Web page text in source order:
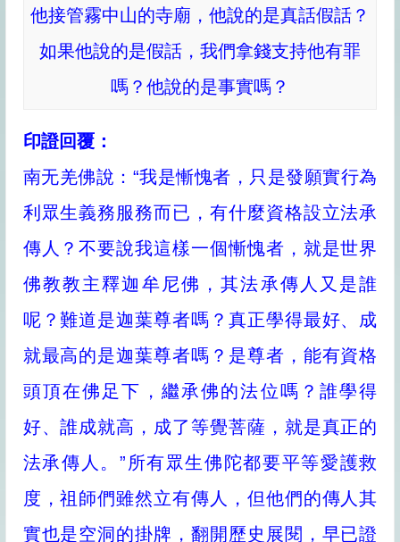
他接管霧中山的寺廟，他說的是真話假話？
如果他說的是假話，我們拿錢支持他有罪
嗎？他說的是事實嗎？
印證回覆：
南无羌佛說：“我是慚愧者，只是發願實行為
利眾生義務服務而已，有什麼資格設立法承
傳人？不要說我這樣一個慚愧者，就是世界
佛教教主釋迦牟尼佛，其法承傳人又是誰
呢？難道是迦葉尊者嗎？真正學得最好、成
就最高的是迦葉尊者嗎？是尊者，能有資格
頭頂在佛足下，繼承佛的法位嗎？誰學得
好、誰成就高，成了等覺菩薩，就是真正的
法承傳人。”所有眾生佛陀都要平等愛護救
度，祖師們雖然立有傳人，但他們的傳人其
實也是空洞的掛牌，翻開歷史展閱，早已證